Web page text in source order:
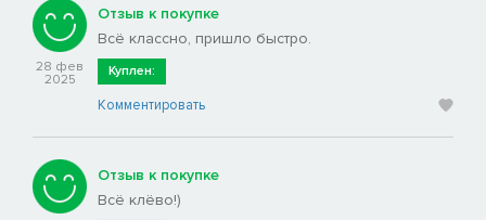
28 фев
2025
Отзыв к покупке
Всё классно, пришло быстро.
Куплен:
Комментировать
Отзыв к покупке
Всё клёво!)